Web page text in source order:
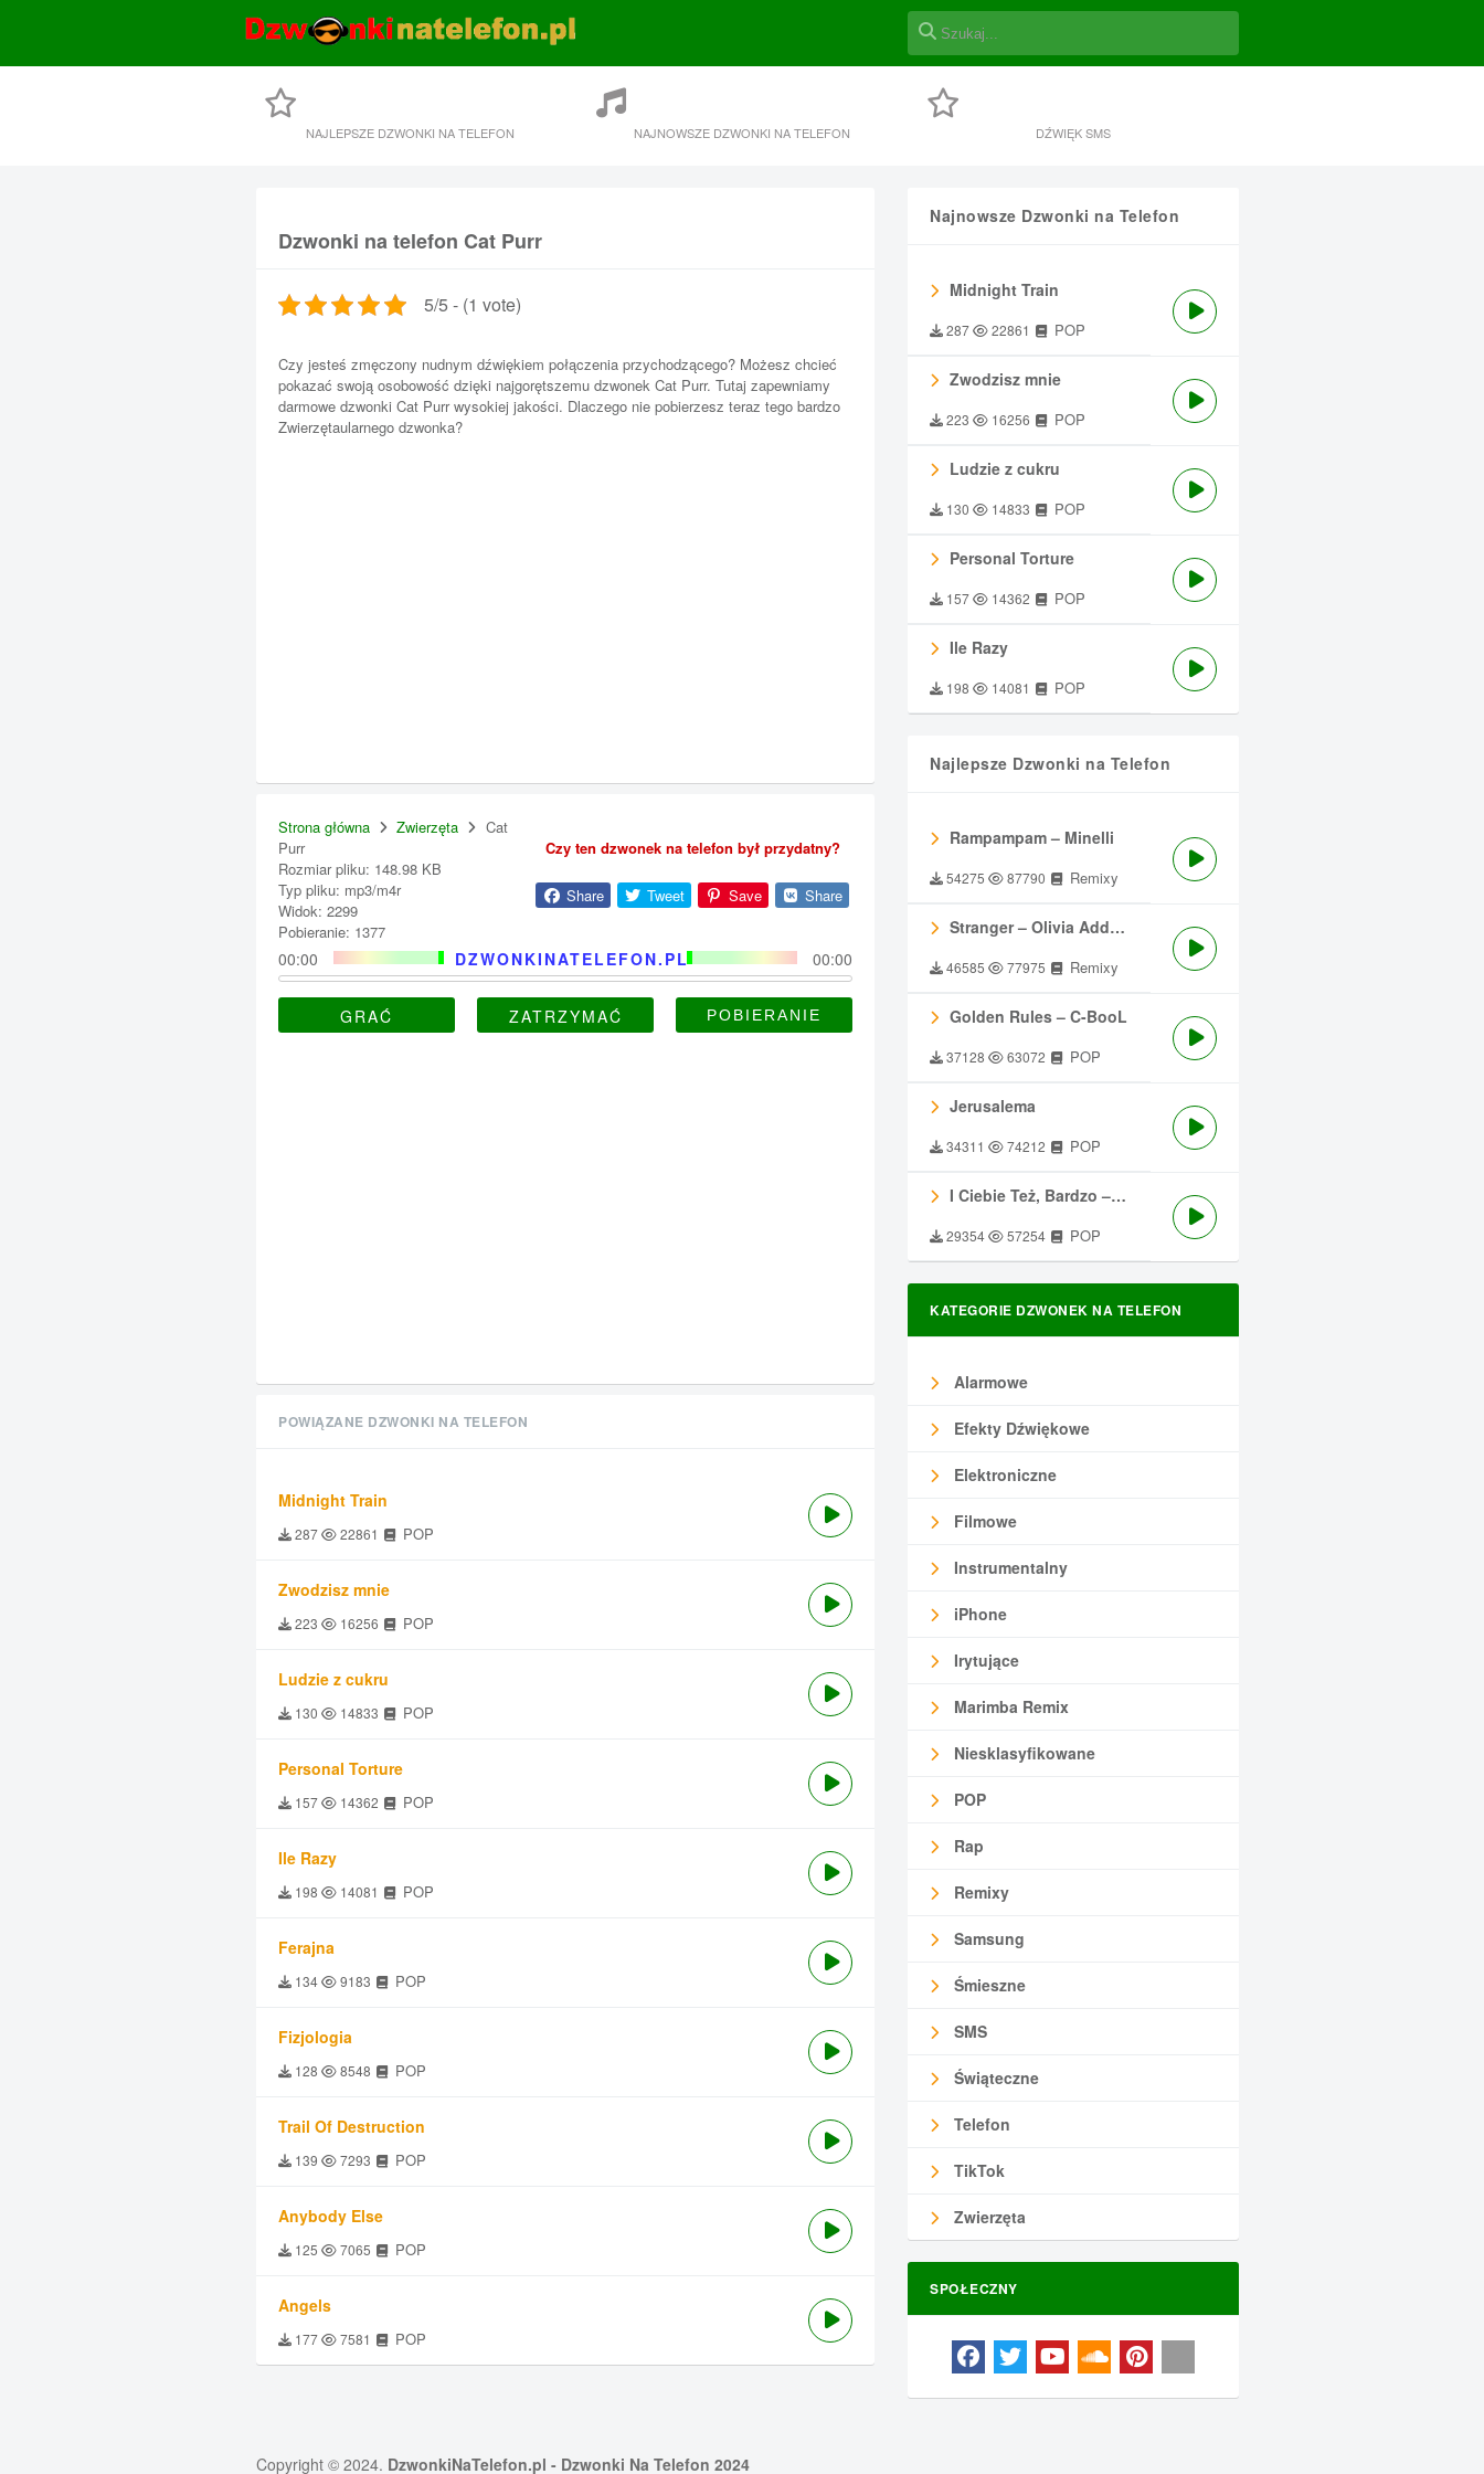
NAJLEPSZE DZWONKI NA TELEFON NAJNOWSZE DZWONKI NA TELEFON DŹWIĘK SMS
Dzwonki na telefon Cat Purr
5/5 - (1 vote)
Czy jesteś zmęczony nudnym dźwiękiem połączenia przychodzącego? Możesz chcieć
pokazać swoją osobowość dzięki najgorętszemu dzwonek Cat Purr. Tutaj zapewniamy
darmowe dzwonki Cat Purr wysokiej jakości. Dlaczego nie pobierzesz teraz tego bardzo
Zwierzętaularnego dzwonka?
Strona główna Zwierzęta
Cat
Purr
Rozmiar pliku: 148.98 KB
Typ pliku: mp3/m4r
Widok: 2299
Pobieranie: 1377
Czy ten dzwonek na telefon był przydatny?
Share Tweet Save Share
DZWONKINATELEFON.PL
00:00 00:00
GRAĆ ZATRZYMAĆ
Najnowsze Dzwonki na Telefon
Midnight Train
287 22861 POP
Zwodzisz mnie
223 16256 POP
Ludzie z cukru
130 14833 POP
Personal Torture
157 14362 POP
Ile Razy
198 14081 POP
Najlepsze Dzwonki na Telefon
Rampampam – Minelli
54275 87790 Remixy
Stranger – Olivia Addams
46585 77975 Remixy
Golden Rules – C-BooL
37128 63072 POP
Jerusalema
34311 74212 POP
I Ciebie Też, Bardzo – Męskie Granie
29354 57254 POP
KATEGORIE DZWONEK NA TELEFON
Alarmowe
Efekty Dźwiękowe
Elektroniczne
Filmowe
Instrumentalny
iPhone
Irytujące
Marimba Remix
Niesklasyfikowane
POP
Rap
Remixy
Samsung
Śmieszne
SMS
Świąteczne
Telefon
TikTok
Zwierzęta
SPOŁECZNY
POWIĄZANE DZWONKI NA TELEFON
Midnight Train
287 22861 POP
Zwodzisz mnie
223 16256 POP
Ludzie z cukru
130 14833 POP
Personal Torture
157 14362 POP
Ile Razy
198 14081 POP
Ferajna
134 9183 POP
Fizjologia
128 8548 POP
Trail Of Destruction
139 7293 POP
Anybody Else
125 7065 POP
Angels
177 7581 POP
Copyright © 2024. DzwonkiNaTelefon.pl - Dzwonki Na Telefon 2024